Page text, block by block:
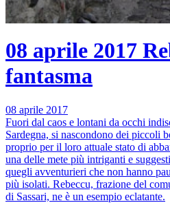
08 aprile 2017
fantasma
08 aprile 2017
Fuori dal caos e lontani da occhi
Sardegna, si nascondono dei piccoli
proprio per il loro attuale stato di
una delle mete più intriganti e
quegli avventurieri che non hanno
più isolati. Rebeccu, frazione del
di Sassari, ne è un esempio eclatante.